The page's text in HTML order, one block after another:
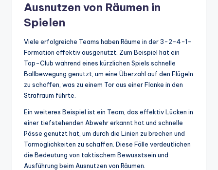
Ausnutzen von Räumen in
Spielen
Viele erfolgreiche Teams haben Räume in der 3-2-4-1-
Formation effektiv ausgenutzt. Zum Beispiel hat ein
Top-Club während eines kürzlichen Spiels schnelle
Ballbewegung genutzt, um eine Überzahl auf den Flügeln
zu schaffen, was zu einem Tor aus einer Flanke in den
Strafraum führte.
Ein weiteres Beispiel ist ein Team, das effektiv Lücken in
einer tiefstehenden Abwehr erkannt hat und schnelle
Pässe genutzt hat, um durch die Linien zu brechen und
Tormöglichkeiten zu schaffen. Diese Fälle verdeutlichen
die Bedeutung von taktischem Bewusstsein und
Ausführung beim Ausnutzen von Räumen.